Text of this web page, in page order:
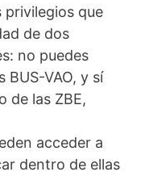
privilegios que
de dos
no puedes
BUS-VAO, y sí
de las ZBE,
acceder a
dentro de ellas